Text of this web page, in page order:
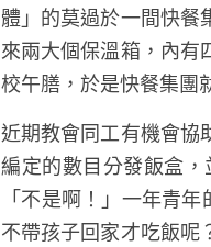
下，更多家庭需要領
工福)–不時會收集到由
白米、餅乾、罐頭等，
來兩大個保溫箱，內有
校午膳，於是快餐集團
近期教會同工有機會協